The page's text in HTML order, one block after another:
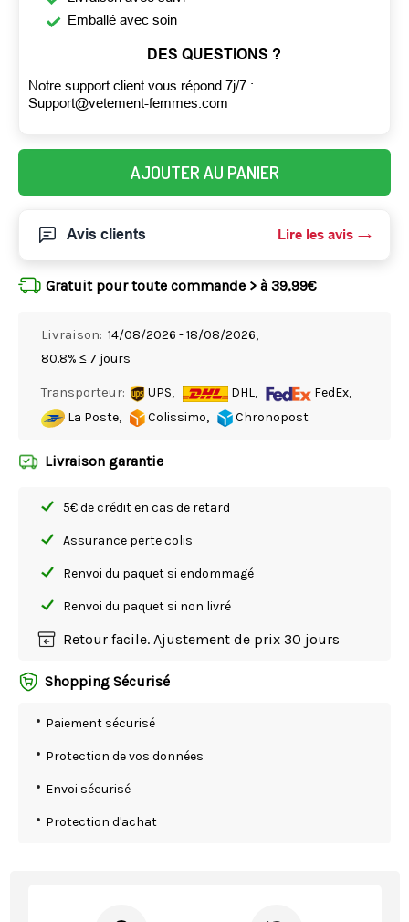
Emballé avec soin
DES QUESTIONS ?
Notre support client vous répond 7j/7 :
Support@vetement-femmes.com
AJOUTER AU PANIER
Avis clients Lire les avis
Gratuit pour toute commande > à 39,99€
Livraison: 14/08/2026 - 18/08/2026,
80.8% ≤ 7 jours
Transporteur: UPS, DHL,
FedEx,
La Poste,
Colissimo, Chronopost
Livraison garantie
5€ de crédit en cas de retard
Assurance perte colis
Renvoi du paquet si endommagé
Renvoi du paquet si non livré
Retour facile. Ajustement de prix 30 jours
Shopping Sécurisé
Paiement sécurisé
Protection de vos données
Envoi sécurisé
Protection d'achat